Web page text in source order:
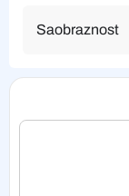
Saobraznost